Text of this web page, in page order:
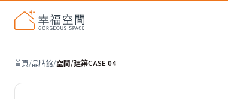
首頁/品牌館/空間/建築CASE 04